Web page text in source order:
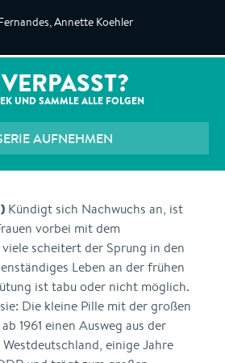
Annette Koehler
UND SAMMLE ALLE FOLGEN
AUFNEHMEN
Kündigt sich Nachwuchs an, ist
vorbei mit dem
scheitert der Sprung in den
Leben an der frühen
ist tabu oder nicht möglich.
Die kleine Pille mit der großen
1961 einen Ausweg aus der
einige Jahre